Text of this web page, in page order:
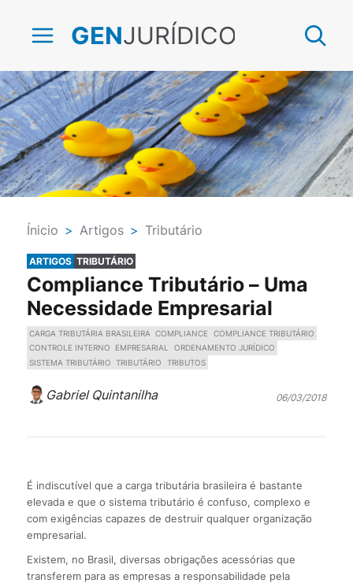
GENJURÍDICO
Ínicio > Artigos > Tributário
ARTIGOS TRIBUTÁRIO
Compliance Tributário – Uma
Necessidade Empresarial
CARGA TRIBUTÁRIA BRASILEIRA COMPLIANCE
COMPLIANCE TRIBUTÁRIO
CONTROLE INTERNO
EMPRESARIAL
ORDENAMENTO JURÍDICO
SISTEMA TRIBUTÁRIO TRIBUTÁRIO TRIBUTOS
Gabriel Quintanilha 06/03/2018
É indiscutível que a carga tributária brasileira é bastante
elevada e que o sistema tributário é confuso, complexo e
com exigências capazes de destruir qualquer organização
empresarial.
Existem, no Brasil, diversas obrigações acessórias que
transferem para as empresas a responsabilidade pela